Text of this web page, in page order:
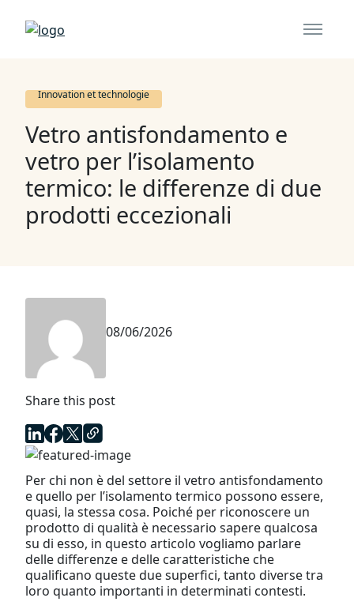
Innovation et technologie
Vetro antisfondamento e
vetro per l’isolamento
termico: le differenze di due
prodotti eccezionali
08/06/2026
Share this post
Per chi non è del settore il vetro antisfondamento
e quello per l’isolamento termico possono essere,
quasi, la stessa cosa. Poiché per riconoscere un
prodotto di qualità è necessario sapere qualcosa
su di esso, in questo articolo vogliamo parlare
delle differenze e delle caratteristiche che
qualificano queste due superfici, tanto diverse tra
loro quanto importanti in determinati contesti.